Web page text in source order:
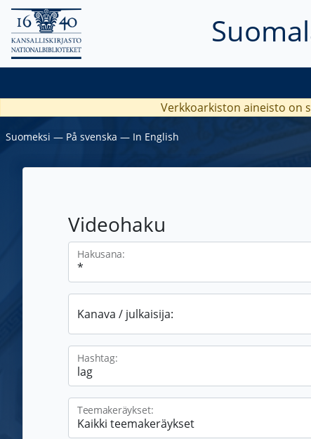
Verkkoarkiston aineisto on
Suomeksi ― På svenska ― In English
Videohaku
Hakusana:
Kanava / julkaisija:
Hashtag:
Teemakeräykset: